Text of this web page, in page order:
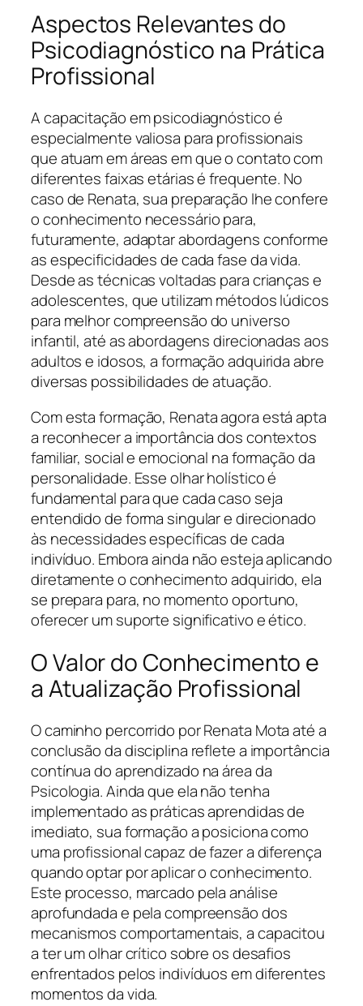
Aspectos Relevantes do
Psicodiagnóstico na Prática
Profissional
A capacitação em psicodiagnóstico é
especialmente valiosa para profissionais
que atuam em áreas em que o contato com
diferentes faixas etárias é frequente. No
caso de Renata, sua preparação lhe confere
o conhecimento necessário para,
futuramente, adaptar abordagens conforme
as especificidades de cada fase da vida.
Desde as técnicas voltadas para crianças e
adolescentes, que utilizam métodos lúdicos
para melhor compreensão do universo
infantil, até as abordagens direcionadas aos
adultos e idosos, a formação adquirida abre
diversas possibilidades de atuação.
Com esta formação, Renata agora está apta
a reconhecer a importância dos contextos
familiar, social e emocional na formação da
personalidade. Esse olhar holístico é
fundamental para que cada caso seja
entendido de forma singular e direcionado
às necessidades específicas de cada
indivíduo. Embora ainda não esteja aplicando
diretamente o conhecimento adquirido, ela
se prepara para, no momento oportuno,
oferecer um suporte significativo e ético.
O Valor do Conhecimento e
a Atualização Profissional
O caminho percorrido por Renata Mota até a
conclusão da disciplina reflete a importância
contínua do aprendizado na área da
Psicologia. Ainda que ela não tenha
implementado as práticas aprendidas de
imediato, sua formação a posiciona como
uma profissional capaz de fazer a diferença
quando optar por aplicar o conhecimento.
Este processo, marcado pela análise
aprofundada e pela compreensão dos
mecanismos comportamentais, a capacitou
a ter um olhar crítico sobre os desafios
enfrentados pelos indivíduos em diferentes
momentos da vida.